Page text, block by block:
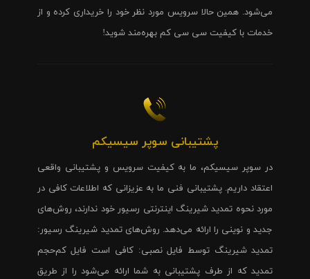
می‌شود. همین حالا سرویس مورد نظر خود را خریداری کرده و از
خدمات با کیفیت سی سی کم بهره‌مند شوید!
پشتیبانی سوپر سیسیکم
در سوپر سیسیکم، ما به کیفیت سرویس و پشتیبانی واقعی
اعتقاد داریم. پشتیبانی فنی ما به عزیزانی که اطلاعات کافی در
مورد نحوه تمدید شیرینگ اینترنتی رسیور خود ندارند، روش‌های
جدید و نوینی را ارائه می‌دهد. روش‌های تمدید شیرینگ رسیور:
تمدید شیرینگ توسط فایل نصبی: کافی است فایل کم‌حجم
تمدید که از طرف پشتیبانی به شما ارائه می‌شود را از طریق